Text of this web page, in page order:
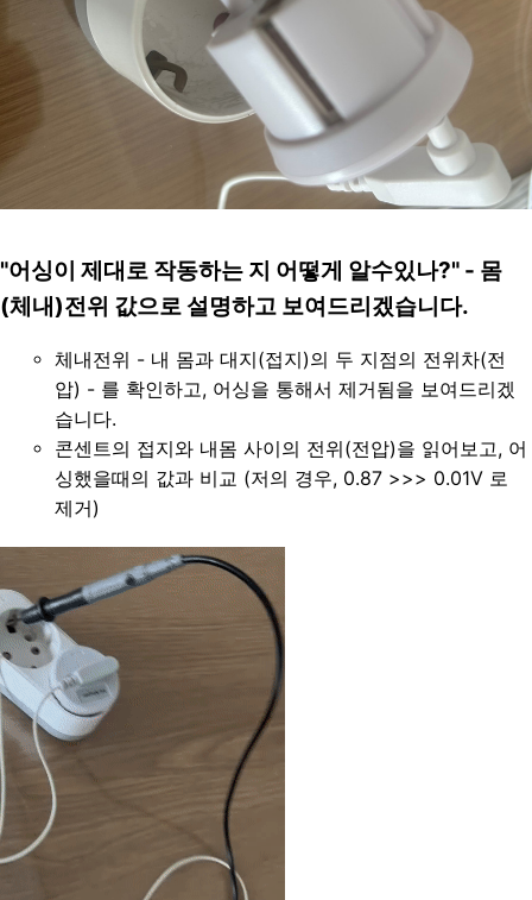
"어싱이 제대로 작동하는 지 어떻게 알수있나?" - 몸
(체내)전위 값으로 설명하고 보여드리겠습니다.
체내전위 - 내 몸과 대지(접지)의 두 지점의 전위차(전
압) - 를 확인하고, 어싱을 통해서 제거됨을 보여드리겠
습니다.
콘센트의 접지와 내몸 사이의 전위(전압)을 읽어보고, 어
싱했을때의 값과 비교 (저의 경우, 0.87 >>> 0.01V 로
제거)